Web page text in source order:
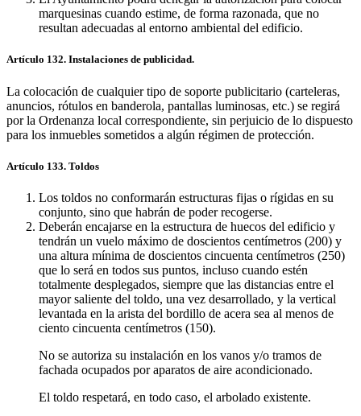
marquesinas cuando estime, de forma razonada, que no
resultan adecuadas al entorno ambiental del edificio.
Artículo 132. Instalaciones de publicidad.
La colocación de cualquier tipo de soporte publicitario (carteleras,
anuncios, rótulos en banderola, pantallas luminosas, etc.) se regirá
por la Ordenanza local correspondiente, sin perjuicio de lo dispuesto
para los inmuebles sometidos a algún régimen de protección.
Artículo 133. Toldos
Los toldos no conformarán estructuras fijas o rígidas en su
conjunto, sino que habrán de poder recogerse.
Deberán encajarse en la estructura de huecos del edificio y
tendrán un vuelo máximo de doscientos centímetros (200) y
una altura mínima de doscientos cincuenta centímetros (250)
que lo será en todos sus puntos, incluso cuando estén
totalmente desplegados, siempre que las distancias entre el
mayor saliente del toldo, una vez desarrollado, y la vertical
levantada en la arista del bordillo de acera sea al menos de
ciento cincuenta centímetros (150).
No se autoriza su instalación en los vanos y/o tramos de
fachada ocupados por aparatos de aire acondicionado.
El toldo respetará, en todo caso, el arbolado existente.